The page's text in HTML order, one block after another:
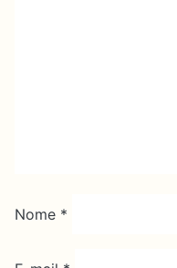
Nome *